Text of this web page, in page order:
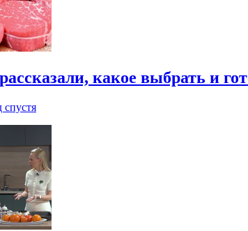
какое выбрать и
спустя